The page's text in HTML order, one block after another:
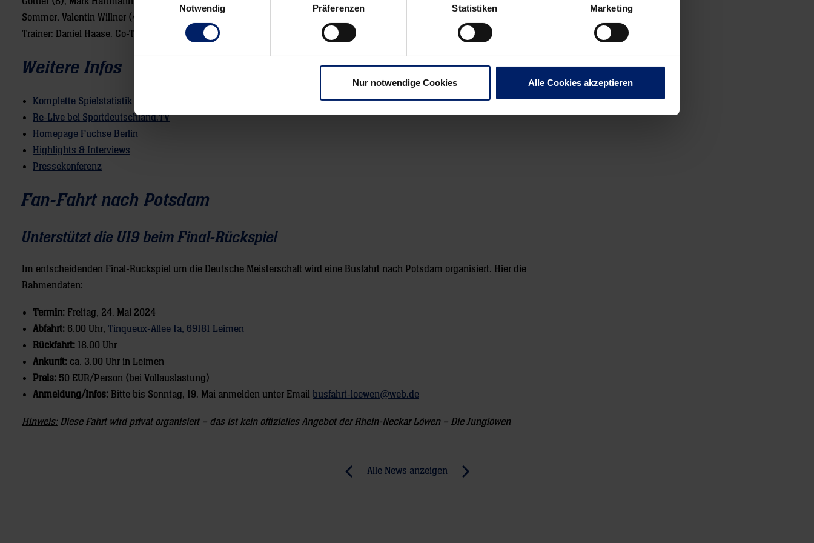
Notwendig
Präferenzen Statistiken Marketing
Nur notwendige Cookies Alle Cookies akzeptieren
Sommer, Valentin Willner (4).
Trainer: Daniel Haase. Co-Trainer: Tobias Knaus.
Weitere Infos
Komplette Spielstatistik
Re-Live bei Sportdeutschland.TV
Homepage Füchse Berlin
Highlights & Interviews
Pressekonferenz
Fan-Fahrt nach Potsdam
Unterstützt die U19 beim Final-Rückspiel
Im entscheidenden Final-Rückspiel um die Deutsche Meisterschaft wird eine Busfahrt nach Potsdam organisiert. Hier die
Rahmendaten:
Termin: Freitag, 24. Mai 2024
Abfahrt: 6.00 Uhr, Tinqueux-Allee 1a, 69181 Leimen
Rückfahrt: 18.00 Uhr
Ankunft: ca. 3.00 Uhr in Leimen
Preis: 50 EUR/Person (bei Vollauslastung)
Anmeldung/Infos: Bitte bis Sonntag, 19. Mai anmelden unter Email busfahrt-loewen@web.de
Hinweis:Diese Fahrt wird privat organisiert – das ist kein offizielles Angebot der Rhein-Neckar Löwen – Die Junglöwen
Alle News anzeigen